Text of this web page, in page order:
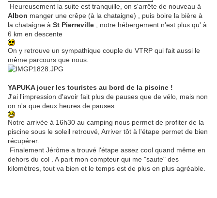
Heureusement la suite est tranquille, on s'arrête de nouveau à
Albon manger une crêpe (à la chataigne) , puis boire la bière à
la chataigne à St Pierreville , notre hébergement n'est plus qu' à
6 km en descente
On y retrouve un sympathique couple du VTRP qui fait aussi le
même parcours que nous.
YAPUKA jouer les touristes au bord de la piscine !
J'ai l'impression d'avoir fait plus de pauses que de vélo, mais non
on n'a que deux heures de pauses
Notre arrivée à 16h30 au camping nous permet de profiter de la
piscine sous le soleil retrouvé, Arriver tôt à l'étape permet de bien
récupérer.
Finalement Jérôme a trouvé l'étape assez cool quand même en
dehors du col . A part mon compteur qui me "saute" des
kilomètres, tout va bien et le temps est de plus en plus agréable.